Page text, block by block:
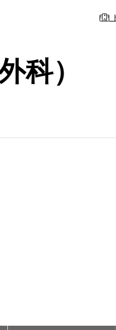
入札・契約情報
科）